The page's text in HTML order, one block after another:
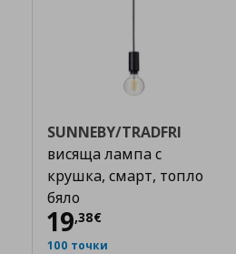
SUNNEBY/TRADFRI
висяща лампа с
крушка, смарт, топло
бяло
19,38€
Цена
100 точки